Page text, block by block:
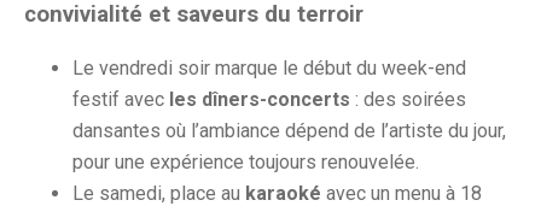
convivialité et saveurs du terroir
Le vendredi soir marque le début du week-end
festif avec les dîners-concerts : des soirées
dansantes où l’ambiance dépend de l’artiste du jour,
pour une expérience toujours renouvelée.
Le samedi, place au karaoké avec un menu à 18